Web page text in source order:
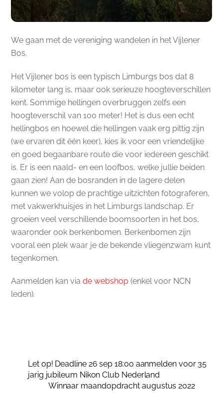
We gaan met de vereniging wandelen in het Vijlener
Bos.
Het Vijlener bos is een typisch Limburgs bos dat 8
kilometer lang is, maar ook serieuze hoogteverschillen
kent. Sommige hellingen overbruggen zelfs een
hoogteverschil van 100 meter! Het is dus een echt
hellingbos en hoewel die hellingen vaak erg pittig zijn
(we ervaren dit één keer), kies ik voor een vriendelijke
en goed begaanbare route die voor iedereen geschikt
is. Er is een naald- en een loofbos, welke jullie beiden
gaan zien! Aan de bosranden in de lagere delen
kunnen we volop de prachtige uitzichten fotograferen,
met vakwerkhuisjes in het Limburgs landschap. Er
groeien veel verschillende boomsoorten in het bos,
waaronder ook berkenbomen. Berkenbomen zijn
vooral een plek waar je de bekende vliegenzwam kunt
tegenkomen.
Aanmelden kan viade webshop (enkel voor NCN
leden).
Let op! Deadline 26 sep 18:00 aanmelden voor 35
jarig jubileum Nikon Club Nederland
Winnaar maandopdracht augustus 2022